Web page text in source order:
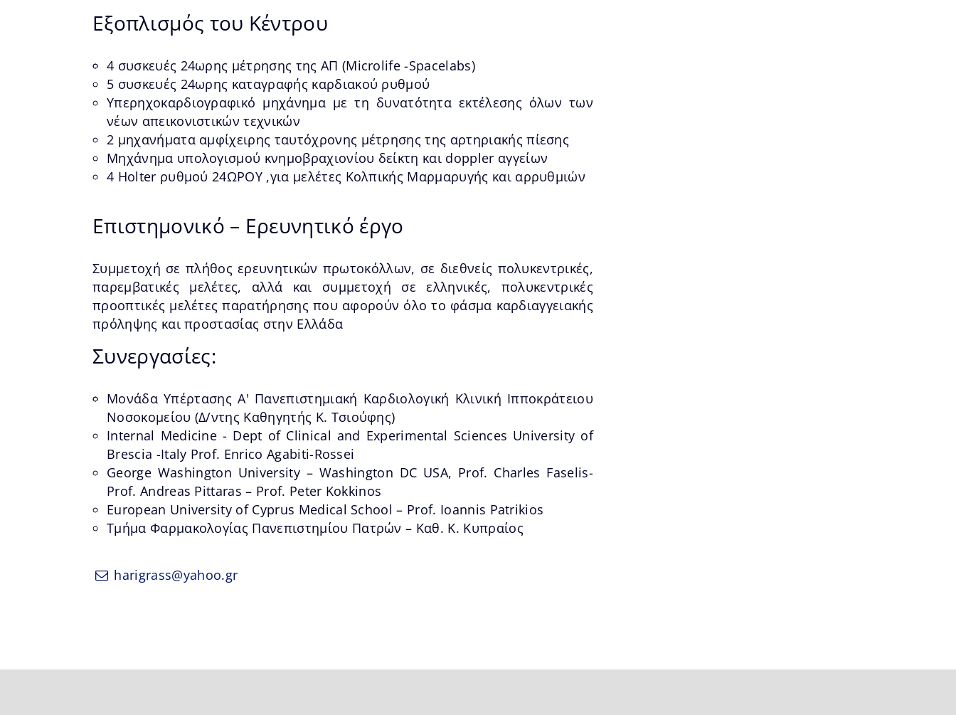
Εξοπλισμός του Κέντρου
4 συσκευές 24ωρης μέτρησης της ΑΠ (Microlife -Spacelabs)
5 συσκευές 24ωρης καταγραφής καρδιακού ρυθμού
Yπερηχοκαρδιογραφικό μηχάνημα με τη δυνατότητα εκτέλεσης όλων των
νέων απεικονιστικών τεχνικών
2 μηχανήματα αμφίχειρης ταυτόχρονης μέτρησης της αρτηριακής πίεσης
Μηχάνημα υπολογισμού κνημοβραχιονίου δείκτη και doppler αγγείων
4 Holter ρυθμού 24ΩΡΟΥ ,για μελέτες Κολπικής Μαρμαρυγής και αρρυθμιών
Επιστημονικό – Ερευνητικό έργο
Συμμετοχή σε πλήθος ερευνητικών πρωτοκόλλων, σε διεθνείς πολυκεντρικές,
παρεμβατικές μελέτες, αλλά και συμμετοχή σε ελληνικές, πολυκεντρικές
προοπτικές μελέτες παρατήρησης που αφορούν όλο το φάσμα καρδιαγγειακής
πρόληψης και προστασίας στην Ελλάδα
Συνεργασίες:
Μονάδα Υπέρτασης Α' Πανεπιστημιακή Καρδιολογική Κλινική Ιπποκράτειου
Noσοκομείου (Δ/ντης Καθηγητής Κ. Τσιούφης)
Internal Medicine - Dept of Clinical and Experimental Sciences University of
Brescia -Ιtaly Prof. Enrico Agabiti-Rossei
George Washington University – Washington DC USA, Prof. Charles Faselis-
Prof. Andreas Pittaras – Prof. Peter Kokkinos
European University of Cyprus Medical School – Prof. Ioannis Patrikios
Τμήμα Φαρμακολογίας Πανεπιστημίου Πατρών – Καθ. Κ. Κυπραίος
harigrass@yahoo.gr